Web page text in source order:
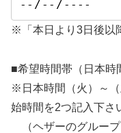
※「本日より3日後以
■希望時間帯（日本時
※日本時間（火）～
始時間を2つ記入下さ
（ヘザーのグループ